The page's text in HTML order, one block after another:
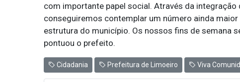
com importante papel social. Através da
conseguiremos contemplar um número ainda
estrutura do município. Os nossos fins de semana
pontuou o prefeito.
Cidadania Prefeitura de Limoeiro Viva